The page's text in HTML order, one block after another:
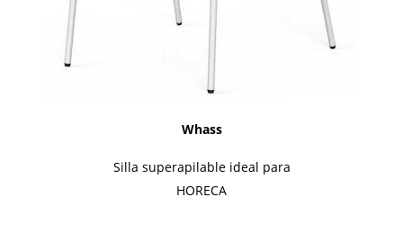
Whass
Silla superapilable ideal para
HORECA